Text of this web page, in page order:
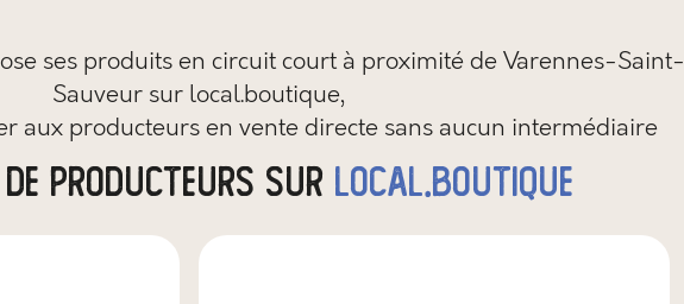
ses produits en circuit court à proximité de Varennes-Saint-
Sauveur sur local.boutique,
aux producteurs en vente directe sans aucun intermédiaire
producteurs sur local.boutique